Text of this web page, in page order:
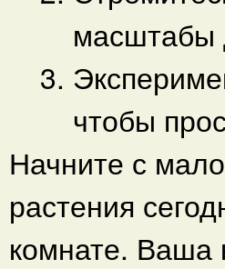
масштабы
чтобы
Начните с
растения
комнате. Ваша